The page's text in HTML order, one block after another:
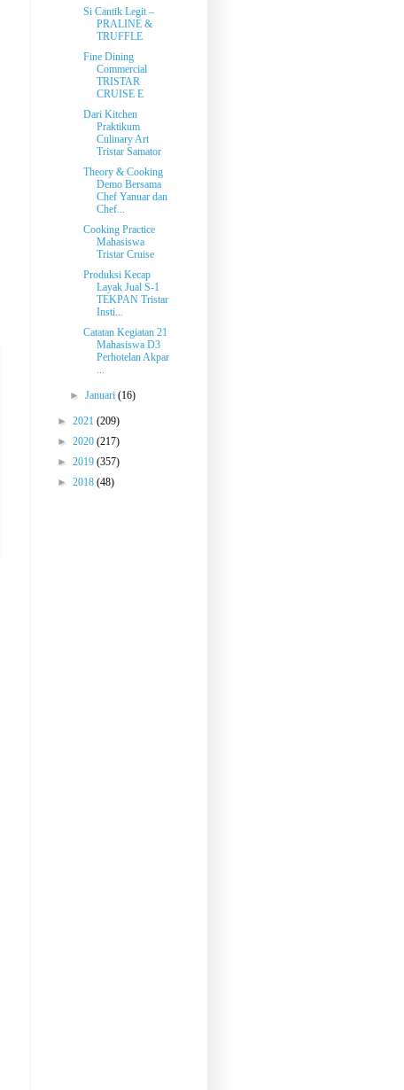
Si Cantik Legit –
PRALINE &
TRUFFLE
Fine Dining
Commercial
TRISTAR
CRUISE E
Dari Kitchen
Praktikum
Culinary Art
Tristar Samator
Theory & Cooking
Demo Bersama
Chef Yanuar dan
Chef...
Cooking Practice
Mahasiswa
Tristar Cruise
Produksi Kecap
Layak Jual S-1
TEKPAN Tristar
Insti...
Catatan Kegiatan 21
Mahasiswa D3
Perhotelan Akpar
...
►Januari(16)
► 2021 (209)
► 2020 (217)
► 2019 (357)
► 2018 (48)